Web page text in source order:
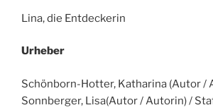
Lina, die Entdeckerin
Urheber
Schönborn-Hotter, Katharina (Autor /
Sonnberger, Lisa(Autor / Autorin) /